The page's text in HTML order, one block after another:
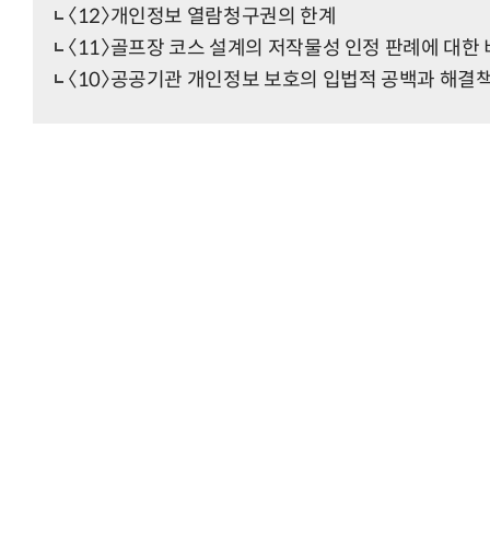
〈12〉개인정보 열람청구권의 한계
〈11〉골프장 코스 설계의 저작물성 인정 판례에 대한
〈10〉공공기관 개인정보 보호의 입법적 공백과 해결